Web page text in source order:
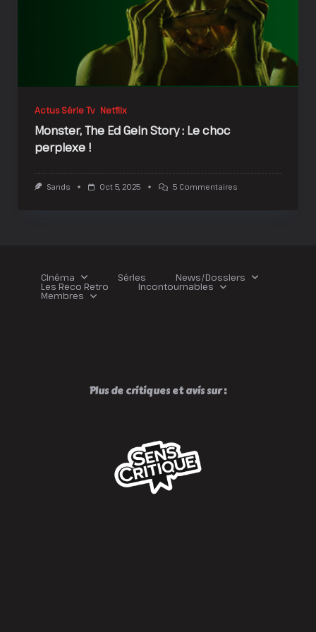
Actus Série Tv Netflix
Monster, The Ed Gein Story : Le choc
perplexe !
Sands Oct 5, 2025 5 CommentairesSur
Perplexe
Cinéma Séries News/Dossiers
Les Reco Retro Incontournables
Membres
Plus de critiques et avis sur :